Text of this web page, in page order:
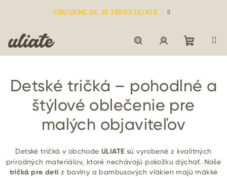
OBUVAME.SK JE TERAZ ULIATE.
HľadaťPrihlásenie
košík
Detské tričká – pohodlné a
štýlové oblečenie pre
malých objaviteľov
Detské tričká v obchodeULIATE sú vyrobené z kvalitných
prírodných materiálov, ktoré nechávajú pokožku dýchať. Naše
tričká pre deti z bavlny a bambusových vlákien majú mäkké